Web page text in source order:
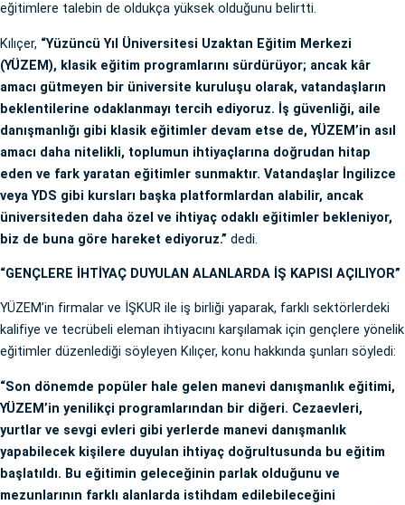
eğitimlere talebin de oldukça yüksek olduğunu belirtti.
Kılıçer, “Yüzüncü Yıl Üniversitesi Uzaktan Eğitim Merkezi
(YÜZEM), klasik eğitim programlarını sürdürüyor; ancak kâr
amacı gütmeyen bir üniversite kuruluşu olarak, vatandaşların
beklentilerine odaklanmayı tercih ediyoruz. İş güvenliği, aile
danışmanlığı gibi klasik eğitimler devam etse de, YÜZEM’in asıl
amacı daha nitelikli, toplumun ihtiyaçlarına doğrudan hitap
eden ve fark yaratan eğitimler sunmaktır. Vatandaşlar İngilizce
veya YDS gibi kursları başka platformlardan alabilir, ancak
üniversiteden daha özel ve ihtiyaç odaklı eğitimler bekleniyor,
biz de buna göre hareket ediyoruz.” dedi.
“GENÇLERE İHTİYAÇ DUYULAN ALANLARDA İŞ KAPISI AÇILIYOR”
YÜZEM’in firmalar ve İŞKUR ile iş birliği yaparak, farklı sektörlerdeki
kalifiye ve tecrübeli eleman ihtiyacını karşılamak için gençlere yönelik
eğitimler düzenlediği söyleyen Kılıçer, konu hakkında şunları söyledi:
“Son dönemde popüler hale gelen manevi danışmanlık eğitimi,
YÜZEM’in yenilikçi programlarından bir diğeri. Cezaevleri,
yurtlar ve sevgi evleri gibi yerlerde manevi danışmanlık
yapabilecek kişilere duyulan ihtiyaç doğrultusunda bu eğitim
başlatıldı. Bu eğitimin geleceğinin parlak olduğunu ve
mezunlarının farklı alanlarda istihdam edilebileceğini